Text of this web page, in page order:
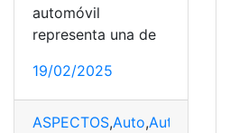
automóvil
representa una de
19/02/2025
ASPECTOS,Auto,Automóvil